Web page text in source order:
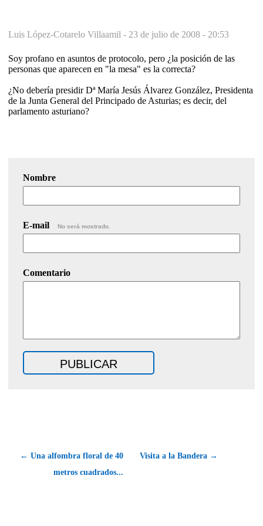
Luis López-Cotarelo Villaamil - 23 de julio de 2008 - 20:53
Soy profano en asuntos de protocolo, pero ¿la posición de las
personas que aparecen en "la mesa" es la correcta?
¿No debería presidir Dª María Jesús Álvarez González, Presidenta
de la Junta General del Principado de Asturias; es decir, del
parlamento asturiano?
Nombre
E-mail No será mostrado.
Comentario
← Una alfombra floral de 40
metros cuadrados...
Visita a la Bandera →